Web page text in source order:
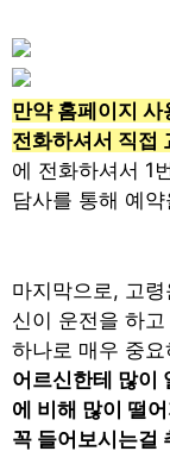
만약 홈페이지
전화하셔서 직접
에 전화하셔서 1
담사를 통해 예
마지막으로, 고
신이 운전을 하
하나로 매우 중
어르신한테 많이
에 비해 많이 떨
꼭 들어보시는걸